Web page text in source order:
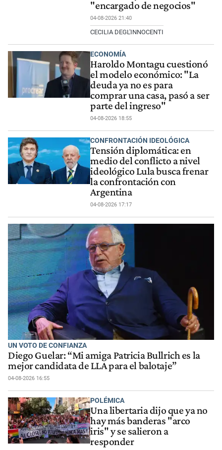
"encargado de negocios"
04-08-2026 21:40
CECILIA DEGL'INNOCENTI
ECONOMÍA
Haroldo Montagu cuestionó
el modelo económico: "La
deuda ya no es para
comprar una casa, pasó a ser
parte del ingreso"
04-08-2026 18:55
CONFRONTACIÓN IDEOLÓGICA
Tensión diplomática: en
medio del conflicto a nivel
ideológico Lula busca frenar
la confrontación con
Argentina
04-08-2026 17:17
UN VOTO DE CONFIANZA
Diego Guelar: “Mi amiga Patricia Bullrich es la
mejor candidata de LLA para el balotaje”
04-08-2026 16:55
POLÉMICA
Una libertaria dijo que ya no
hay más banderas "arco
iris" y se salieron a
responder